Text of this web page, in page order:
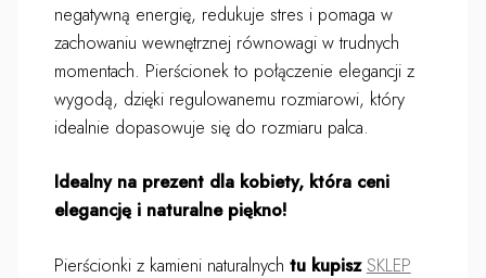
negatywną energię, redukuje stres i pomaga w
zachowaniu wewnętrznej równowagi w trudnych
momentach. Pierścionek to połączenie elegancji z
wygodą, dzięki regulowanemu rozmiarowi, który
idealnie dopasowuje się do rozmiaru palca.
Idealny na prezent dla kobiety, która ceni
elegancję i naturalne piękno!
Pierścionki z kamieni naturalnych tu kupisz SKLEP